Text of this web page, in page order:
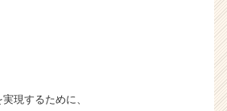
キ
現するために、